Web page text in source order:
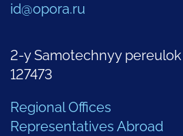
id@opora.ru
2-y Samotechnyy
127473
Regional Offices
Representatives Abroad